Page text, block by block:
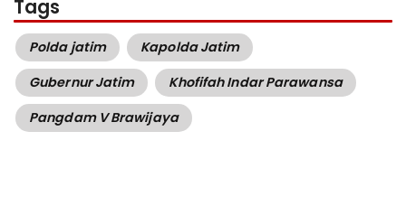
Tags
Polda jatim
Kapolda Jatim
Gubernur Jatim
Khofifah Indar Parawansa
Pangdam V Brawijaya